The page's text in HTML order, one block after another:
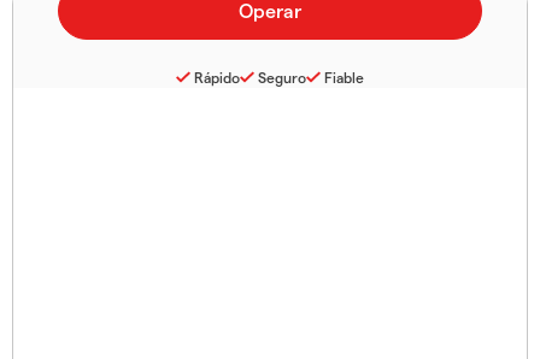
Rápido Seguro Fiable